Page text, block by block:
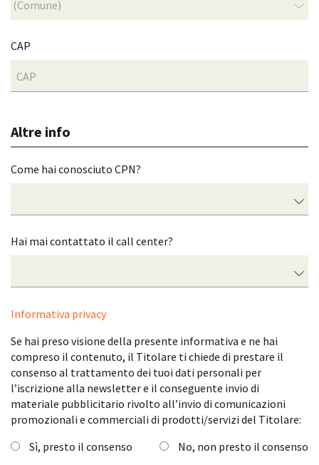
CAP
Altre info
Come hai conosciuto CPN?
Hai mai contattato il call center?
Informativa privacy
Se hai preso visione della presente informativa e ne hai
compreso il contenuto, il Titolare ti chiede di prestare il
consenso al trattamento dei tuoi dati personali per
l’iscrizione alla newsletter e il conseguente invio di
materiale pubblicitario rivolto all’invio di comunicazioni
promozionali e commerciali di prodotti/servizi del Titolare:
Sì, presto il consenso
No, non presto il consenso